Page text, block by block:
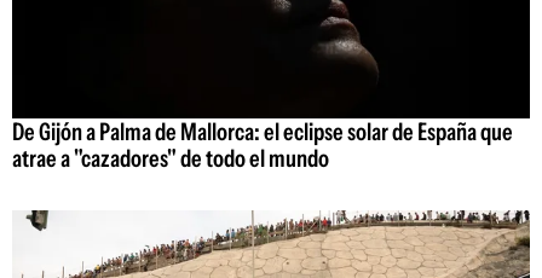
De Gijón a Palma de Mallorca: el eclipse solar de España que
atrae a "cazadores" de todo el mundo